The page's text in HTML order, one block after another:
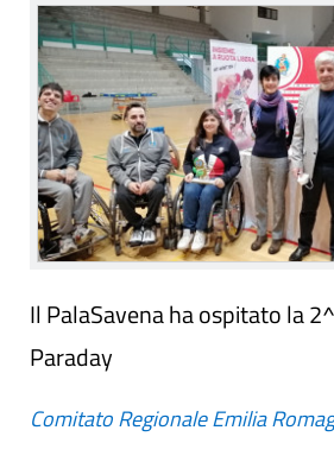
Il PalaSavena ha ospitato la
Paraday
Comitato Regionale Emilia